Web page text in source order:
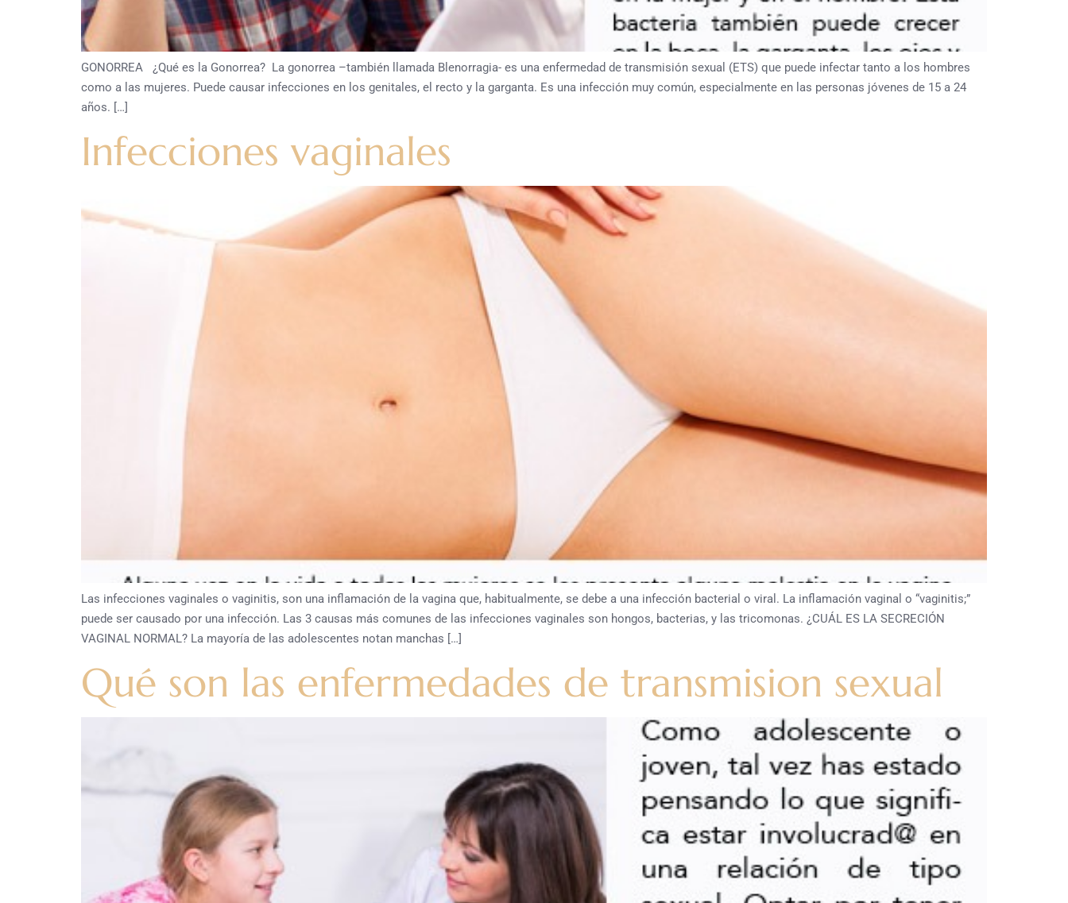
GONORREA ¿Qué es la Gonorrea? La gonorrea –también llamada Blenorragia- es una enfermedad de transmisión sexual (ETS) que puede infectar tanto a los hombres
como a las mujeres. Puede causar infecciones en los genitales, el recto y la garganta. Es una infección muy común, especialmente en las personas jóvenes de 15 a 24
años. […]
Infecciones vaginales
Las infecciones vaginales o vaginitis, son una inflamación de la vagina que, habitualmente, se debe a una infección bacterial o viral. La inflamación vaginal o “vaginitis;”
puede ser causado por una infección. Las 3 causas más comunes de las infecciones vaginales son hongos, bacterias, y las tricomonas. ¿CUÁL ES LA SECRECIÓN
VAGINAL NORMAL? La mayoría de las adolescentes notan manchas […]
Qué son las enfermedades de transmision sexual